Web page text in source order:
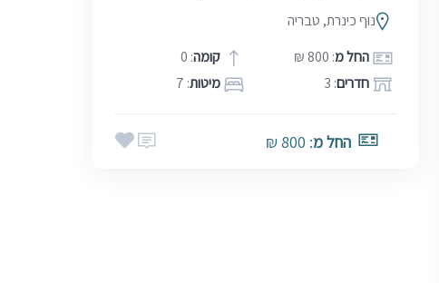
נוף כינרת, טבריה
החל מ: 800 ₪ קומה: 0
חדרים: 3 מיטות: 7
החל מ: 800 ₪